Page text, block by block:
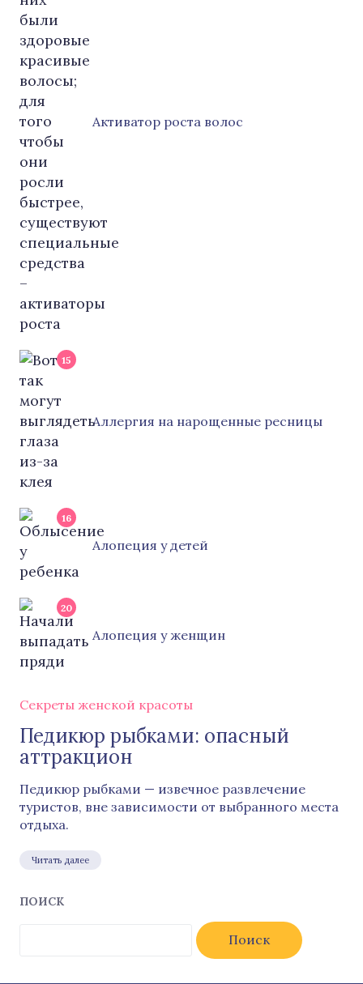
Активатор роста волос
15
Аллергия на нарощенные ресницы
16
Алопеция у детей
20
Алопеция у женщин
Секреты женской красоты
Педикюр рыбками: опасный
аттракцион
Педикюр рыбками — извечное развлечение
туристов, вне зависимости от выбранного места
отдыха.
Читать далее
ПОИСК